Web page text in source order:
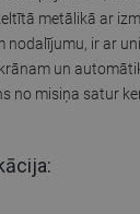
metālikā ar
nodalījumu, ir ar
un
no misiņa satur